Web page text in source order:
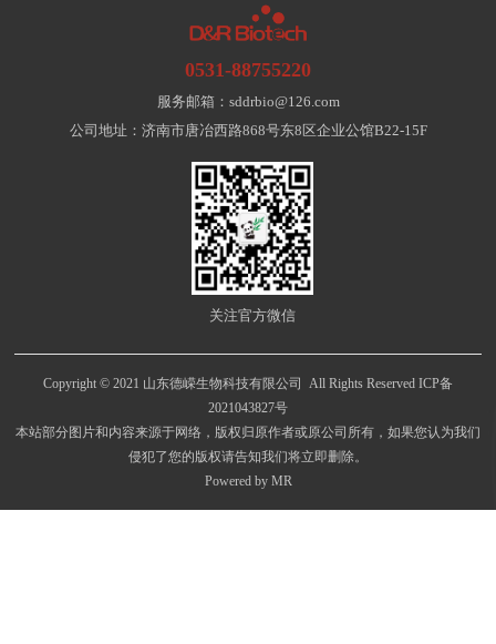
0531-88755220
服务邮箱：sddrbio@126.com
公司地址：济南市唐冶西路868号东8区企业公馆B22-15F
关注官方微信
Copyright © 2021 山东德嵘生物科技有限公司 All Rights Reserved ICP备
2021043827号
本站部分图片和内容来源于网络，版权归原作者或原公司所有，如果您认为我们
侵犯了您的版权请告知我们将立即删除。
Powered by MR